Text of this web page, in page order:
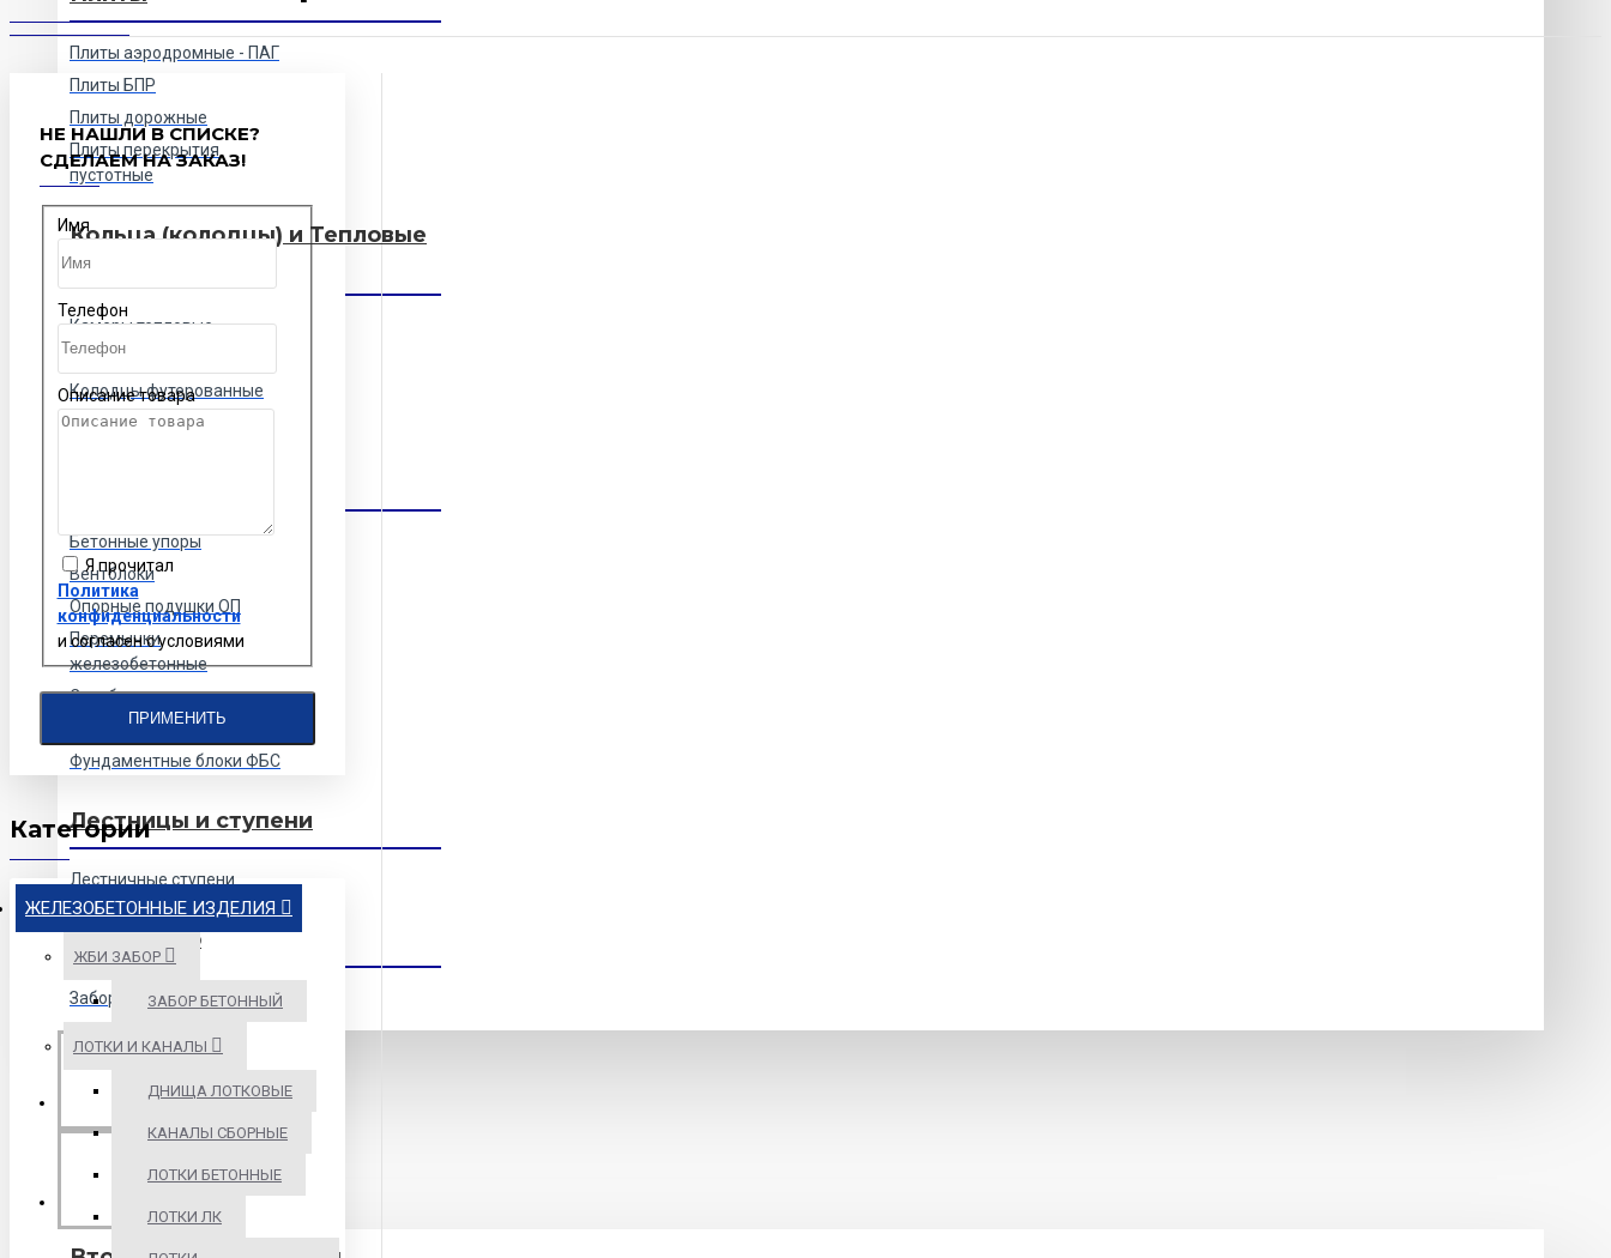
Плиты аэродромные - ПАГ
Плиты БПР
Плиты дорожные
Плиты перекрытия
пустотные
Кольца (колодцы) и Тепловые
камеры (ТК)
Камеры тепловые
Камеры футерованные
Колодцы футерованные
Кольца и колодцы
Бетонные упоры
Вентблоки
Опорные подушки ОП
Перемычки
железобетонные
Столбики сигнальные
Утяжелители
Фундаментные блоки ФБС
Лестницы и ступени
Лестничные ступени
ЖБИ забор
Забор бетонный
МАТЕРИАЛЫ
ИНЕРТНЫЕ
НЕ НАШЛИ В СПИСКЕ?
СДЕЛАЕМ НА ЗАКАЗ!
Имя
Телефон
Описание товара
Я прочитал
Политика
конфиденциальности
и согласен с условиями
ПРИМЕНИТЬ
Категории
ЖЕЛЕЗОБЕТОННЫЕ ИЗДЕЛИЯ
ЖБИ ЗАБОР
ЗАБОР БЕТОННЫЙ
ЛОТКИ И КАНАЛЫ
ДНИЩА ЛОТКОВЫЕ
КАНАЛЫ СБОРНЫЕ
ЛОТКИ БЕТОННЫЕ
ЛОТКИ ЛК